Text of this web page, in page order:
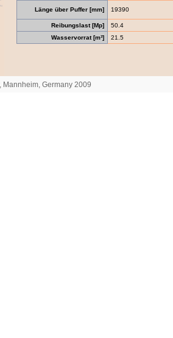
Länge über Puffer [mm] 19390
Reibungslast [Mp]
50.4
Wasservorrat [m³]
21.5
Germany 2009